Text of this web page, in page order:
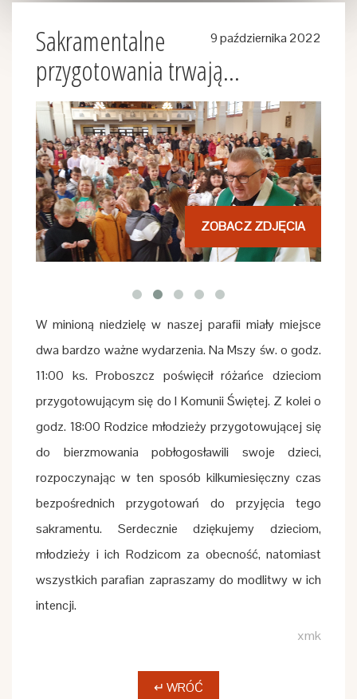
9 października 2022
Sakramentalne
przygotowania trwają...
ZOBACZ ZDJĘCIA
W minioną niedzielę w naszej parafii miały miejsce
dwa bardzo ważne wydarzenia. Na Mszy św. o godz.
11:00 ks. Proboszcz poświęcił różańce dzieciom
przygotowującym się do I Komunii Świętej. Z kolei o
godz. 18:00 Rodzice młodzieży przygotowującej się
do bierzmowania pobłogosławili swoje dzieci,
rozpoczynając w ten sposób kilkumiesięczny czas
bezpośrednich przygotowań do przyjęcia tego
sakramentu. Serdecznie dziękujemy dzieciom,
młodzieży i ich Rodzicom za obecność, natomiast
wszystkich parafian zapraszamy do modlitwy w ich
intencji.
xmk
↵ WRÓĆ